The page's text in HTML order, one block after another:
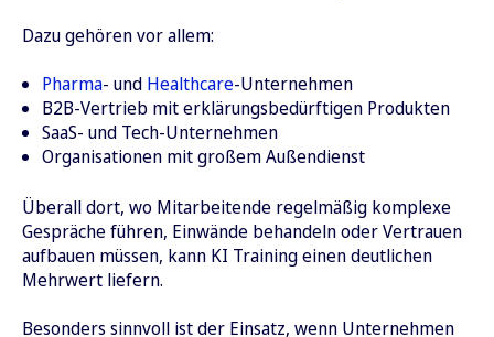
Dazu gehören vor allem:
Pharma- und Healthcare-Unternehmen
B2B-Vertrieb mit erklärungsbedürftigen Produkten
SaaS- und Tech-Unternehmen
Organisationen mit großem Außendienst
Überall dort, wo Mitarbeitende regelmäßig komplexe
Gespräche führen, Einwände behandeln oder Vertrauen
aufbauen müssen, kann KI Training einen deutlichen
Mehrwert liefern.
Besonders sinnvoll ist der Einsatz, wenn Unternehmen